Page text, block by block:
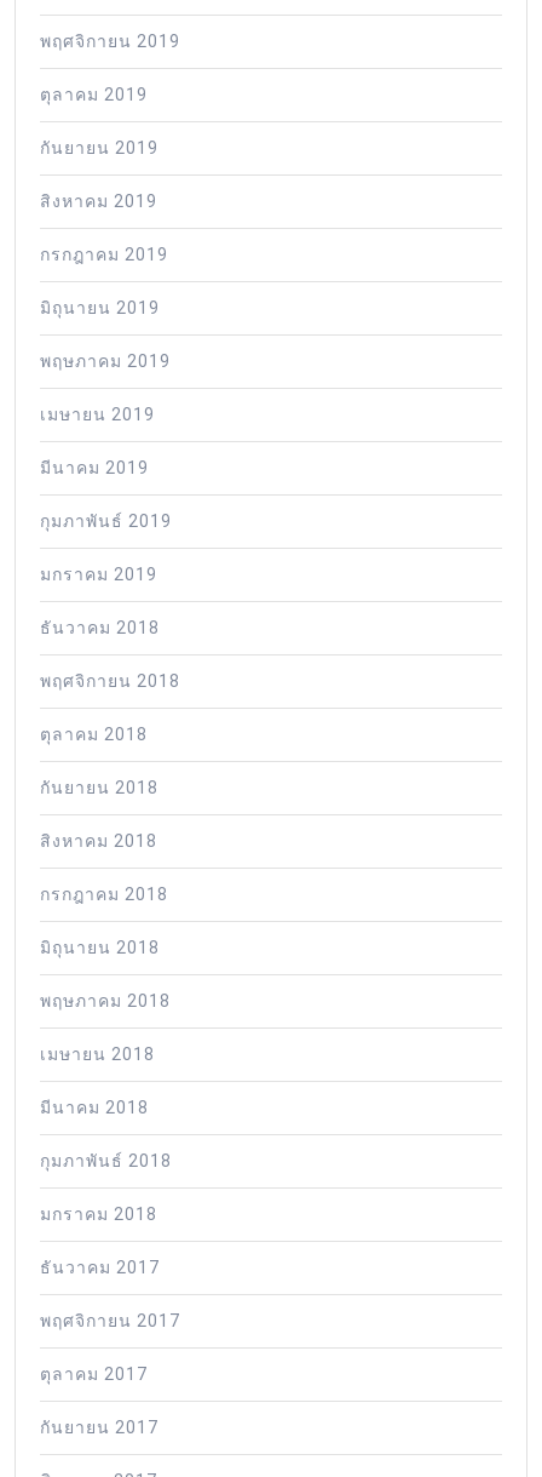
พฤศจิกายน 2019
ตุลาคม 2019
กันยายน 2019
สิงหาคม 2019
กรกฎาคม 2019
มิถุนายน 2019
พฤษภาคม 2019
เมษายน 2019
มีนาคม 2019
กุมภาพันธ์ 2019
มกราคม 2019
ธันวาคม 2018
พฤศจิกายน 2018
ตุลาคม 2018
กันยายน 2018
สิงหาคม 2018
กรกฎาคม 2018
มิถุนายน 2018
พฤษภาคม 2018
เมษายน 2018
มีนาคม 2018
กุมภาพันธ์ 2018
มกราคม 2018
ธันวาคม 2017
พฤศจิกายน 2017
ตุลาคม 2017
กันยายน 2017